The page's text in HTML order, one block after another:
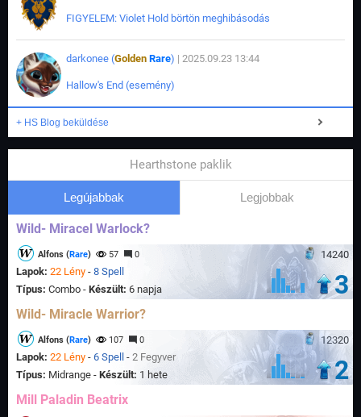
FIGYELEM: Violet Hold börtön meghibásodás
darkonee (Golden Rare) | 2025.09.23 13:44
Hallow's End (esemény)
+ HS Blog beküldése
Hearthstone paklik
Legújabbak Legjobbak
Wild- Miracel Warlock?
14240
Alfons (Rare) 57 0
Lapok: 22 Lény - 8 Spell
Típus: Combo - Készült: 6 napja 3
Wild- Miracle Warrior?
12320
Alfons (Rare) 107 0
Lapok: 22 Lény - 6 Spell - 2 Fegyver
Típus: Midrange - Készült: 1 hete 2
Mill Paladin Beatrix